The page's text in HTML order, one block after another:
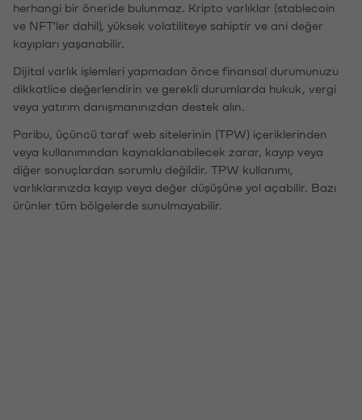
herhangi bir öneride bulunmaz. Kripto varlıklar (stablecoin
ve NFT'ler dahil), yüksek volatiliteye sahiptir ve ani değer
kayıpları yaşanabilir.
Dijital varlık işlemleri yapmadan önce finansal durumunuzu
dikkatlice değerlendirin ve gerekli durumlarda hukuk, vergi
veya yatırım danışmanınızdan destek alın.
Paribu, üçüncü taraf web sitelerinin (TPW) içeriklerinden
veya kullanımından kaynaklanabilecek zarar, kayıp veya
diğer sonuçlardan sorumlu değildir. TPW kullanımı,
varlıklarınızda kayıp veya değer düşüşüne yol açabilir. Bazı
ürünler tüm bölgelerde sunulmayabilir.